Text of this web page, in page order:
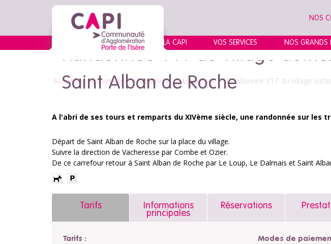
NOS
LA CAPI VOS SERVICES NOS GRANDS
Accueil> Vos services>Tourisme > Les loisirs >Randonnée VTT du village
Randonnée VTT du village
Saint Alban de Roche
A l'abri de ses tours et remparts du XIVème siècle, une randonnée sur les
Départ de Saint Alban de Roche sur la place du village.
Suivre la direction de Vacheresse par Combe et Ozier.
De ce carrefour retour à Saint Alban de Roche par Le Loup, Le Dalmais et Saint
Tarifs
Tarifs : Modes de
Informations
principales
Réservations